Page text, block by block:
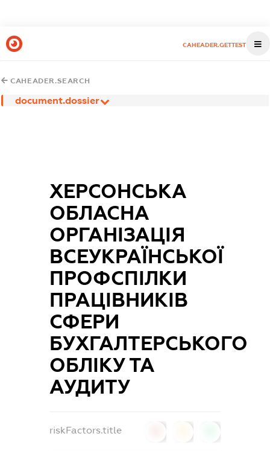
CAHEADER.GETTEST
CAHEADER.SEARCH
document.dossier
ХЕРСОНСЬКА
ОБЛАСНА
ОРГАНІЗАЦІЯ
ВСЕУКРАЇНСЬКОЇ
ПРОФСПІЛКИ
ПРАЦІВНИКІВ
СФЕРИ
БУХГАЛТЕРСЬКОГО
ОБЛІКУ ТА
АУДИТУ
riskFactors.title